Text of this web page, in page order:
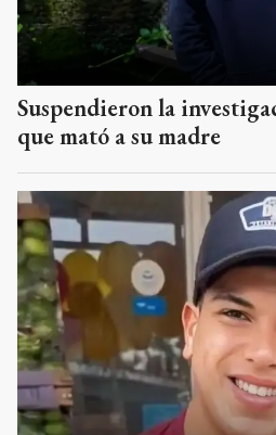
Suspendieron la
que mató a su madre